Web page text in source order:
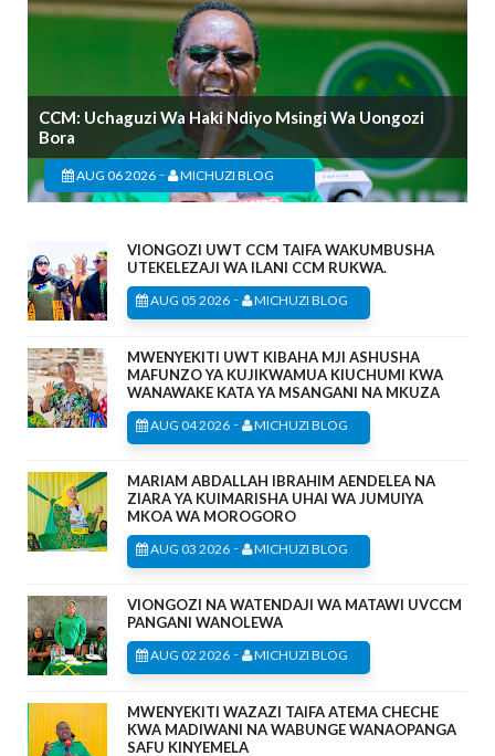
CCM: Uchaguzi Wa Haki Ndiyo Msingi Wa Uongozi
Bora
AUG 06 2026 - MICHUZI BLOG
VIONGOZI UWT CCM TAIFA WAKUMBUSHA
UTEKELEZAJI WA ILANI CCM RUKWA.
AUG 05 2026 - MICHUZI BLOG
MWENYEKITI UWT KIBAHA MJI ASHUSHA
MAFUNZO YA KUJIKWAMUA KIUCHUMI KWA
WANAWAKE KATA YA MSANGANI NA MKUZA
AUG 04 2026 - MICHUZI BLOG
MARIAM ABDALLAH IBRAHIM AENDELEA NA
ZIARA YA KUIMARISHA UHAI WA JUMUIYA
MKOA WA MOROGORO
AUG 03 2026 - MICHUZI BLOG
VIONGOZI NA WATENDAJI WA MATAWI UVCCM
PANGANI WANOLEWA
AUG 02 2026 - MICHUZI BLOG
MWENYEKITI WAZAZI TAIFA ATEMA CHECHE
KWA MADIWANI NA WABUNGE WANAOPANGA
SAFU KINYEMELA